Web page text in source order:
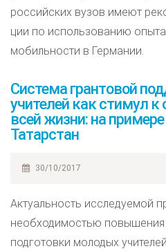
российских вузов имеют
ции по использованию
мобильности в Германии.
Система грантовой
учителей как стимул к
всей жизни: на
Татарстан
30/10/2017
Актуальность исследуемой
необходимостью повышения
подготовки молодых